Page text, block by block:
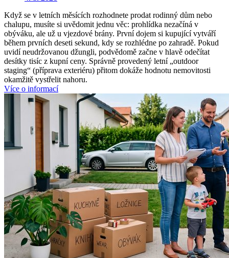
Když se v letních měsících rozhodnete prodat rodinný dům nebo
chalupu, musíte si uvědomit jednu věc: prohlídka nezačíná v
obýváku, ale už u vjezdové brány. První dojem si kupující vytváří
během prvních deseti sekund, kdy se rozhlédne po zahradě. Pokud
uvidí neudržovanou džungli, podvědomě začne v hlavě odečítat
desítky tisíc z kupní ceny. Správně provedený letní „outdoor
staging“ (příprava exteriéru) přitom dokáže hodnotu nemovitosti
okamžitě vystřelit nahoru.
Více o informací